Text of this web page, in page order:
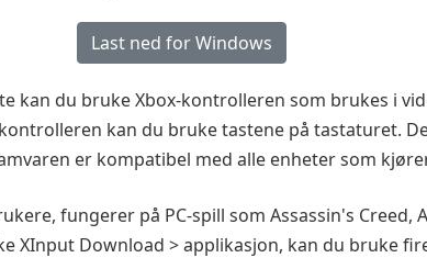
Last ned for Windows
kan du bruke Xbox-kontrolleren som brukes i
kan du bruke tastene på tastaturet.
er kompatibel med alle enheter som
fungerer på PC-spill som Assassin's Creed,
XInput Download > applikasjon, kan du bruke